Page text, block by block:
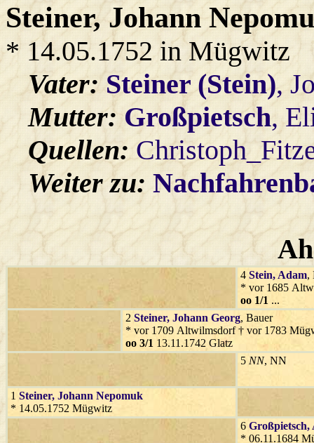
Steiner, Johann
* 14.05.1752 in Mügwitz
Vater:Steiner (Stein),
Mutter:Großpietsch,
Quellen:
Weiter zu:
4 Stein, Adam,
* vor 1685
oo 1/1 ...
2 Steiner, Johann Georg, Bauer
* vor 1709 Altwilmsdorf † vor 1783
oo 3/1 13.11.1742 Glatz
5 NN, NN
1 Steiner, Johann Nepomuk
* 14.05.1752 Mügwitz
6 Großpietsch,
* 06.11.1684